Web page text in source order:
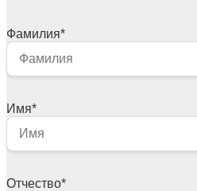
Фамилия*
Имя*
Отчество*